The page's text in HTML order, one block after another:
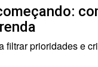
filtrar prioridades e